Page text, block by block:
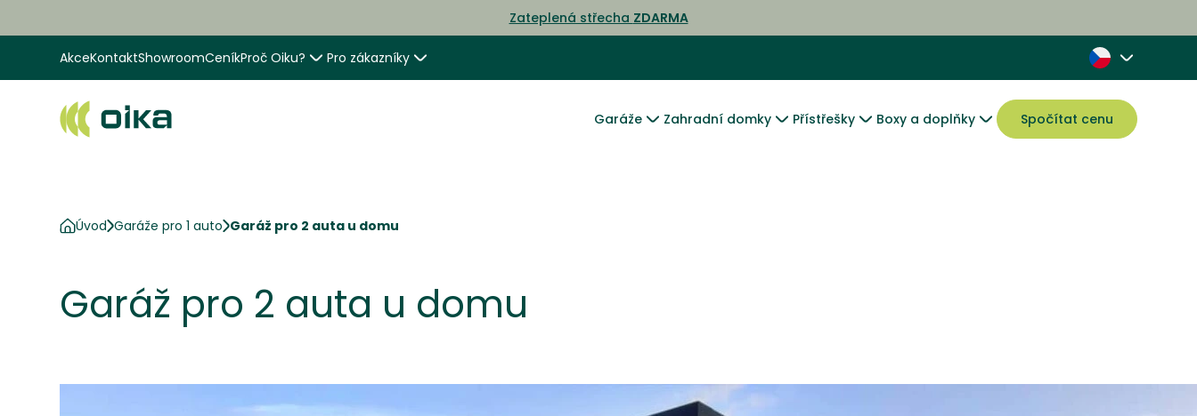
Zateplená střecha ZDARMA
AkceKontaktShowroomCeníkProč Oiku? Pro zákazníky
Garáže Zahradní domky Přístřešky Boxy a doplňky Spočítat cenu
Úvod Garáže pro 1 auto Garáž pro 2 auta u domu
Garáž pro 2 auta u domu